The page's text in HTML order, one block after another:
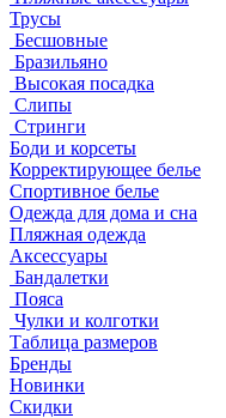
Трусы
Бесшовные
Бразильяно
Высокая посадка
Слипы
Стринги
Боди и корсеты
Корректирующее белье
Спортивное белье
Одежда для дома и сна
Пляжная одежда
Аксессуары
Бандалетки
Пояса
Чулки и колготки
Таблица размеров
Бренды
Новинки
Скидки